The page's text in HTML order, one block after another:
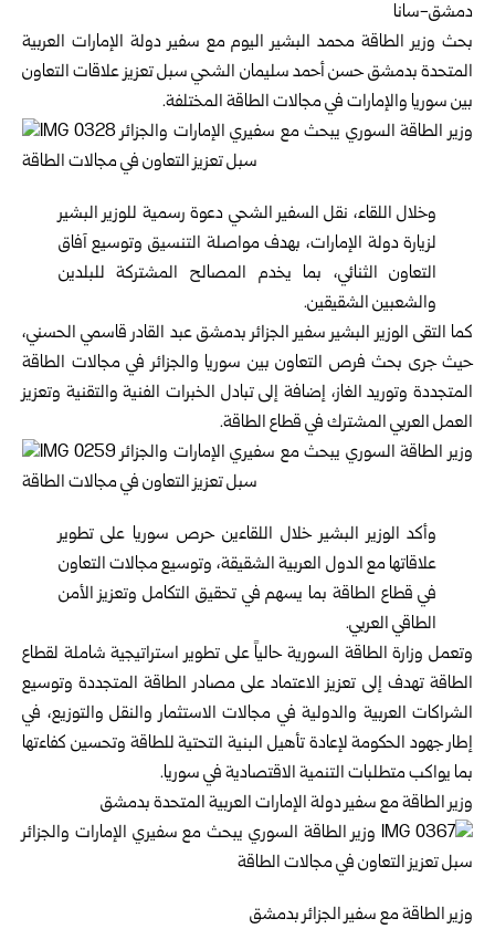
دمشق-سانا
‏بحث وزير الطاقة محمد البشير اليوم مع سفير دولة الإمارات العربية
المتحدة بدمشق حسن أحمد سليمان الشحي سبل تعزيز علاقات التعاون
بين سوريا والإمارات في مجالات الطاقة المختلفة.
وخلال اللقاء، نقل السفير الشحي دعوة رسمية للوزير البشير
لزيارة دولة الإمارات، بهدف مواصلة التنسيق وتوسيع آفاق
التعاون الثنائي، بما يخدم المصالح المشتركة للبلدين
والشعبين الشقيقين.
‏كما التقى الوزير البشير سفير الجزائر بدمشق عبد القادر قاسمي الحسني،
حيث جرى بحث فرص التعاون بين سوريا والجزائر في مجالات الطاقة
المتجددة وتوريد الغاز، إضافة إلى تبادل الخبرات الفنية والتقنية وتعزيز
العمل العربي المشترك في قطاع الطاقة.
وأكد الوزير البشير خلال اللقاءين حرص سوريا على تطوير
علاقاتها مع الدول العربية الشقيقة، وتوسيع مجالات التعاون
في قطاع الطاقة بما يسهم في تحقيق التكامل وتعزيز الأمن
الطاقي العربي.
‏‏وتعمل وزارة الطاقة السورية حالياً على تطوير استراتيجية شاملة لقطاع
الطاقة تهدف إلى تعزيز الاعتماد على مصادر الطاقة المتجددة وتوسيع
الشراكات العربية والدولية في مجالات الاستثمار والنقل والتوزيع، في
إطار جهود الحكومة لإعادة تأهيل البنية التحتية للطاقة وتحسين كفاءتها
بما يواكب متطلبات التنمية الاقتصادية في سوريا.
وزير الطاقة مع سفير دولة الإمارات العربية المتحدة بدمشق
وزير الطاقة مع سفير الجزائر بدمشق